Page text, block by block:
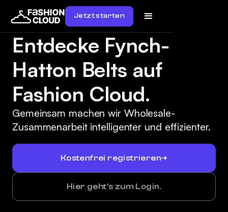
Jetzt starten
Entdecke Fynch-
Hatton Belts auf
Fashion Cloud.
Gemeinsam machen wir Wholesale-
Zusammenarbeit intelligenter und effizienter.
Kostenfrei registrieren
Hier geht's zum Login.